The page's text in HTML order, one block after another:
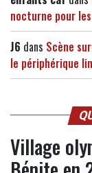
nocturne pour
J6 dans Scène
le périphérique
Village